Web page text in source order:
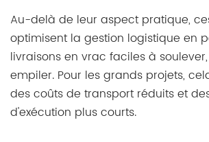
Au-delà de leur aspect pratique,
optimisent la gestion logistique en
livraisons en vrac faciles à
empiler. Pour les grands projets,
des coûts de transport réduits et
d'exécution plus courts.